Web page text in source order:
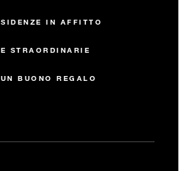
IN AFFITTO
STRAORDINARIE
BUONO REGALO